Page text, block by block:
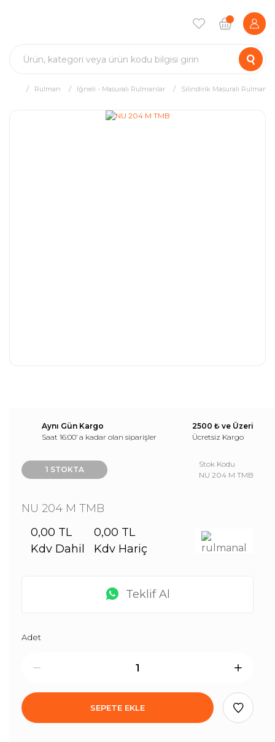
Rulman İğneli - Masuralı Rulmanlar Silindirik Masuralı Rulman
Aynı Gün Kargo
Saat 16:00’ a kadar olan siparişler
2500 ₺ ve Üzeri
Ücretsiz Kargo
1 STOKTA
Stok Kodu
NU 204 M TMB
NU 204 M TMB
0,00 TL
Kdv Dahil
0,00 TL
Kdv Hariç
Teklif Al
Adet
SEPETE EKLE